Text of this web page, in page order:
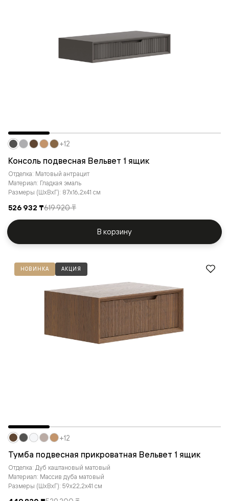
Консоль подвесная Вельвет 1 ящик
Отделка: Матовый антрацит
Материал: Гладкая эмаль
Размеры (ШxВxГ): 87x16,2x41 см
526 932 ₸619 920 ₸
+12
В корзину
НОВИНКА АКЦИЯ
Тумба подвесная прикроватная Вельвет 1 ящик
Отделка: Дуб каштановый матовый
Материал: Массив дуба матовый
Размеры (ШxВxГ): 59x22,2x41 см
+12